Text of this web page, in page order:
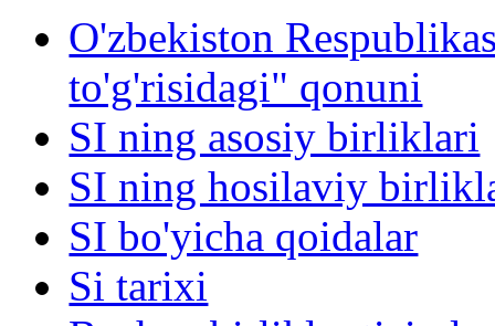
O'zbekiston
to'g'risidagi" qonuni
SI ning asosiy birliklari
SI ning hosilaviy
SI bo'yicha qoidalar
Si tarixi